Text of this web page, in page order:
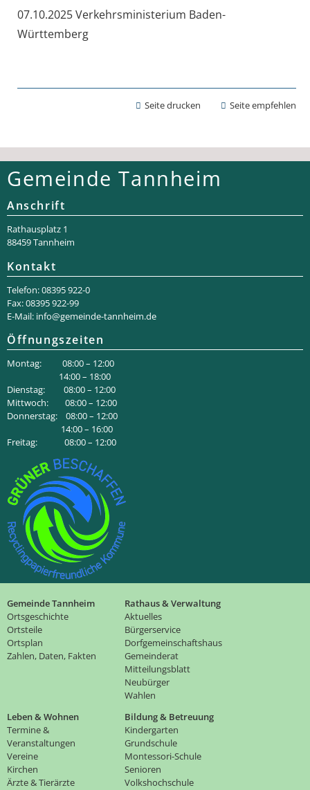
07.10.2025 Verkehrsministerium Baden-
Württemberg
Seite drucken Seite empfehlen
Gemeinde Tannheim
Anschrift
Rathaus­platz 1
88459 Tannheim
Kontakt
Telefon: 08395 922-0
Fax: 08395 922-99
E-Mail: info@gemeinde-tannheim.de
Öffnungszeiten
Montag: 08:00 – 12:00
14:00 – 18:00
Dienstag: 08:00 – 12:00
Mittwoch: 08:00 – 12:00
Donnerstag: 08:00 – 12:00
14:00 – 16:00
Freitag: 08:00 – 12:00
Gemeinde Tannheim
Ortsgeschichte
Ortsteile
Ortsplan
Zahlen, Daten, Fakten
Rathaus & Verwaltung
Aktuelles
Bürgerservice
Dorfgemeinschaftshaus
Gemeinderat
Mitteilungsblatt
Neubürger
Wahlen
Leben & Wohnen
Termine &
Veranstaltungen
Vereine
Kirchen
Ärzte & Tierärzte
Bildung & Betreuung
Kindergarten
Grundschule
Montessori-Schule
Senioren
Volkshochschule